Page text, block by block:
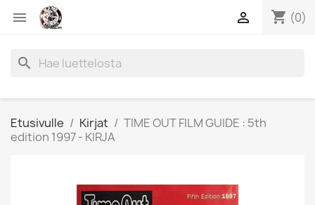
 shopping_cart (0)

search
Etusivulle Kirjat
TIME OUT FILM GUIDE : 5th
edition 1997 - KIRJA